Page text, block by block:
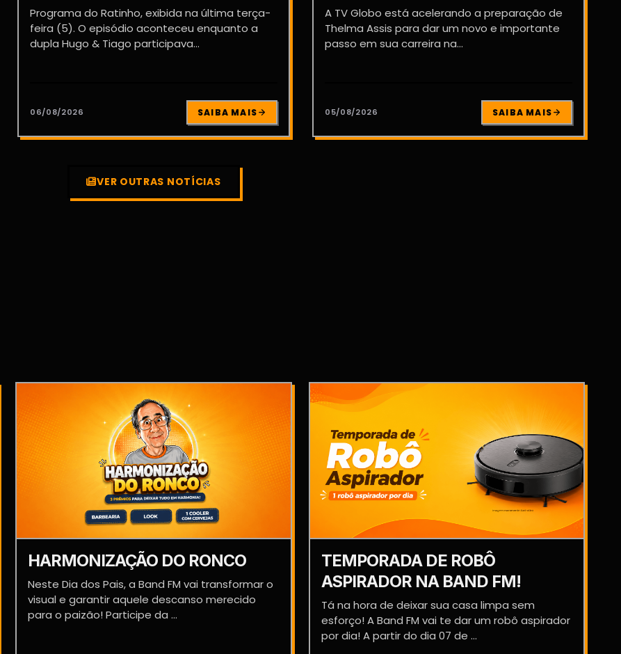
Programa do Ratinho, exibida na última terça-
feira (5). O episódio aconteceu enquanto a
dupla Hugo & Tiago participava...
06/08/2026 SAIBA MAIS
A TV Globo está acelerando a preparação de
Thelma Assis para dar um novo e importante
passo em sua carreira na...
05/08/2026 SAIBA MAIS
VER OUTRAS NOTÍCIAS
HARMONIZAÇÃO DO RONCO
Neste Dia dos Pais, a Band FM vai transformar o
visual e garantir aquele descanso merecido
para o paizão! Participe da ...
TEMPORADA DE ROBÔ
ASPIRADOR NA BAND FM!
Tá na hora de deixar sua casa limpa sem
esforço! A Band FM vai te dar um robô aspirador
por dia! A partir do dia 07 de ...